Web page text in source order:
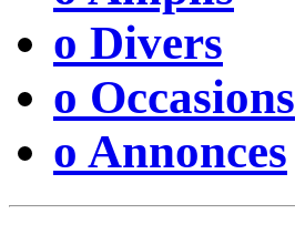
o Divers
o Occasions
o Annonces